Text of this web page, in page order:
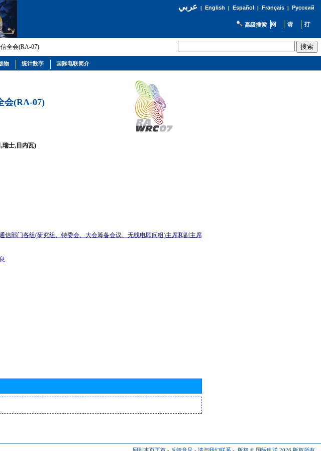
عربي| English | Español | Français| Русский
高级搜索
全会(RA-07)
会(RA-07)
,瑞士,日内瓦)
信部门各组(研究组、特委会、大会筹备会议、无线电顾问组)主席和副主席
物 统计数字 国际电联简介